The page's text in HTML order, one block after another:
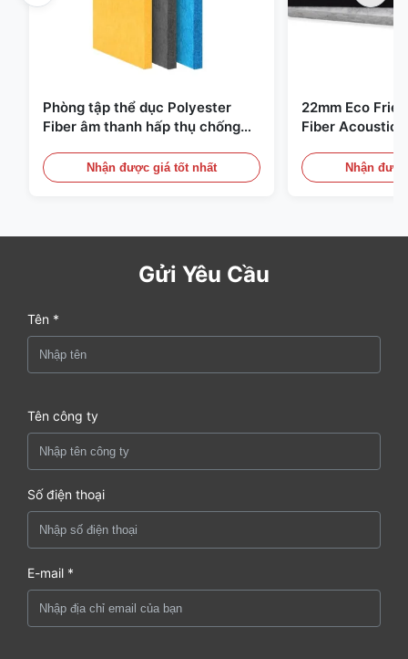
Phòng tập thể dục Polyester
Fiber âm thanh hấp thụ chống
Nhận được giá tốt nhất
22mm Eco
Fiber Acoustic
Nhận
Gửi Yêu Cầu
Tên *
Tên công ty
Số điện thoại
E-mail *